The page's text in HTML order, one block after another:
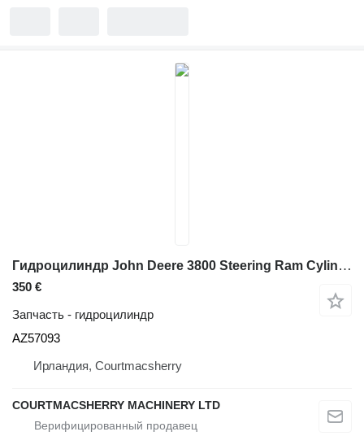
Гидроцилиндр John Deere 3800 Steering Ram Cylinder Az57093 AZ57093 для телескопического фронтального погрузчика John Deere 3800
350 €
Запчасть - гидроцилиндр
AZ57093
Ирландия, Courtmacsherry
COURTMACSHERRY MACHINERY LTD